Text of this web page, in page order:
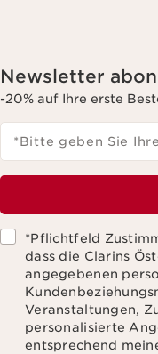
Newsletter
-20% auf Ihre erste
*Bitte geben Sie
*Pflichtfeld
dass die Clarins
angegebenen
Veranstaltungen,
personalisierte
entsprechend